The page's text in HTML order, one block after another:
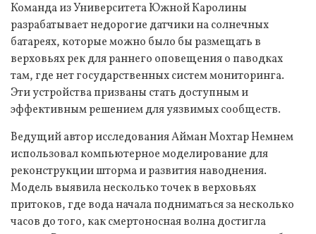
Команда из Университета Южной Каролины
разрабатывает недорогие датчики на солнечных
батареях, которые можно было бы размещать в
верховьях рек для раннего оповещения о паводках
там, где нет государственных систем мониторинга.
Эти устройства призваны стать доступным и
эффективным решением для уязвимых сообществ.
Ведущий автор исследования Айман Мохтар Немнем
использовал компьютерное моделирование для
реконструкции шторма и развития наводнения.
Модель выявила несколько точек в верховьях
притоков, где вода начала подниматься за несколько
часов до того, как смертоносная волна достигла